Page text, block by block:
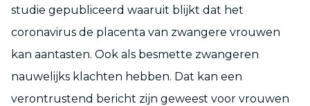
studie gepubliceerd waaruit blijkt dat het
coronavirus de placenta van zwangere vrouwen
kan aantasten. Ook als besmette zwangeren
nauwelijks klachten hebben. Dat kan een
verontrustend bericht zijn geweest voor vrouwen